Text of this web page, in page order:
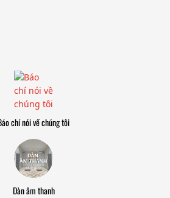
chí nói về chúng tôi
Dàn âm thanh